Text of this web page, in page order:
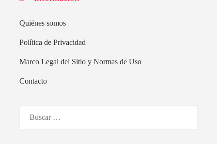
Quiénes somos
Política de Privacidad
Marco Legal del Sitio y Normas de Uso
Contacto